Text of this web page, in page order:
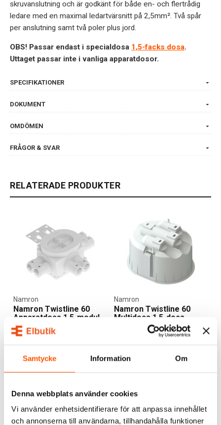
Samtycke Information Om
Denna webbplats använder cookies
Vi använder enhetsidentifierare för att anpassa innehållet
och annonserna till användarna, tillhandahålla funktioner
skruvanslutning och är godkänt för både en- och flertrådig
ledare med en maximal ledartvärsnitt på 2,5mm². Två spår
per anslutning samt två poler plus jord.
OBS! Passar endast i specialdosa 1,5-facks dosa.
Uttaget passar inte i vanliga apparatdosor.
SPECIFIKATIONER
DOKUMENT
OMDÖMEN
FRÅGOR & SVAR
RELATERADE PRODUKTER
Namron Twistline 60
Apparatdosa 1,5-modul
Regelfäste
Namron
från 39,00 kr
Namron Twistline 60
Multidosa 1,5-dosa
Namron
LÄGG I VARUKORG